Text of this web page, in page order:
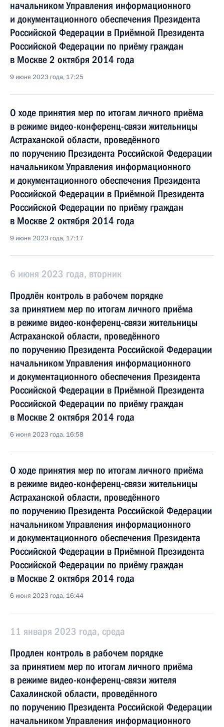
начальником Управления информационного
и документационного обеспечения Президента
Российской Федерации в Приёмной Президента
Российской Федерации по приёму граждан
в Москве 2 октября 2014 года
9 июня 2023 года, 17:25
О ходе принятия мер по итогам личного приёма
в режиме видео-конференц-связи жительницы
Астраханской области, проведённого
по поручению Президента Российской Федерации
начальником Управления информационного
и документационного обеспечения Президента
Российской Федерации в Приёмной Президента
Российской Федерации по приёму граждан
в Москве 2 октября 2014 года
9 июня 2023 года, 17:17
6 июня 2023 года, вторник
Продлён контроль в рабочем порядке
за принятием мер по итогам личного приёма
в режиме видео-конференц-связи жительницы
Астраханской области, проведённого
по поручению Президента Российской Федерации
начальником Управления информационного
и документационного обеспечения Президента
Российской Федерации в Приёмной Президента
Российской Федерации по приёму граждан
в Москве 2 октября 2014 года
6 июня 2023 года, 16:58
О ходе принятия мер по итогам личного приёма
в режиме видео-конференц-связи жительницы
Астраханской области, проведённого
по поручению Президента Российской Федерации
начальником Управления информационного
и документационного обеспечения Президента
Российской Федерации в Приёмной Президента
Российской Федерации по приёму граждан
в Москве 2 октября 2014 года
6 июня 2023 года, 16:44
11 января 2023 года, среда
Продлен контроль в рабочем порядке
за принятием мер по итогам личного приёма
в режиме видео-конференц-связи жителя
Сахалинской области, проведённого
по поручению Президента Российской Федерации
начальником Управления информационного